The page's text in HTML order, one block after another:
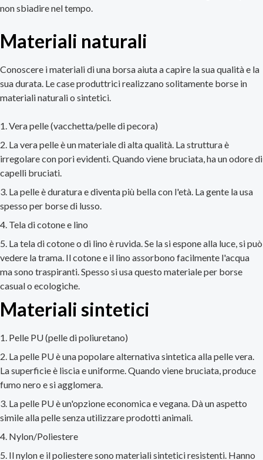
non sbiadire nel tempo.
Materiali naturali
Conoscere i materiali di una borsa aiuta a capire la sua qualità e la
sua durata. Le case produttrici realizzano solitamente borse in
materiali naturali o sintetici.
Vera pelle (vacchetta/pelle di pecora)
La vera pelle è un materiale di alta qualità. La struttura è
irregolare con pori evidenti. Quando viene bruciata, ha un odore di
capelli bruciati.
La pelle è duratura e diventa più bella con l'età. La gente la usa
spesso per borse di lusso.
Tela di cotone e lino
La tela di cotone o di lino è ruvida. Se la si espone alla luce, si può
vedere la trama. Il cotone e il lino assorbono facilmente l'acqua
ma sono traspiranti. Spesso si usa questo materiale per borse
casual o ecologiche.
Materiali sintetici
Pelle PU (pelle di poliuretano)
La pelle PU è una popolare alternativa sintetica alla pelle vera.
La superficie è liscia e uniforme. Quando viene bruciata, produce
fumo nero e si agglomera.
La pelle PU è un'opzione economica e vegana. Dà un aspetto
simile alla pelle senza utilizzare prodotti animali.
Nylon/Poliestere
Il nylon e il poliestere sono materiali sintetici resistenti. Hanno